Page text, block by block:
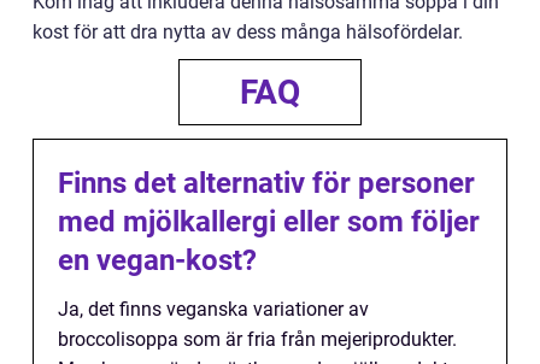
kost för att dra nytta av dess många hälsofördelar.
FAQ
Finns det alternativ för personer
med mjölkallergi eller som följer
en vegan-kost?
Ja, det finns veganska variationer av
broccolisoppa som är fria från mejeriprodukter.